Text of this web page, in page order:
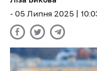
- 05 Липня 2025 |